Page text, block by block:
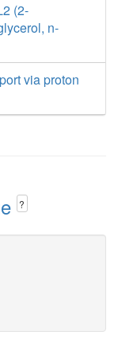
(2-
n-
via proton
?